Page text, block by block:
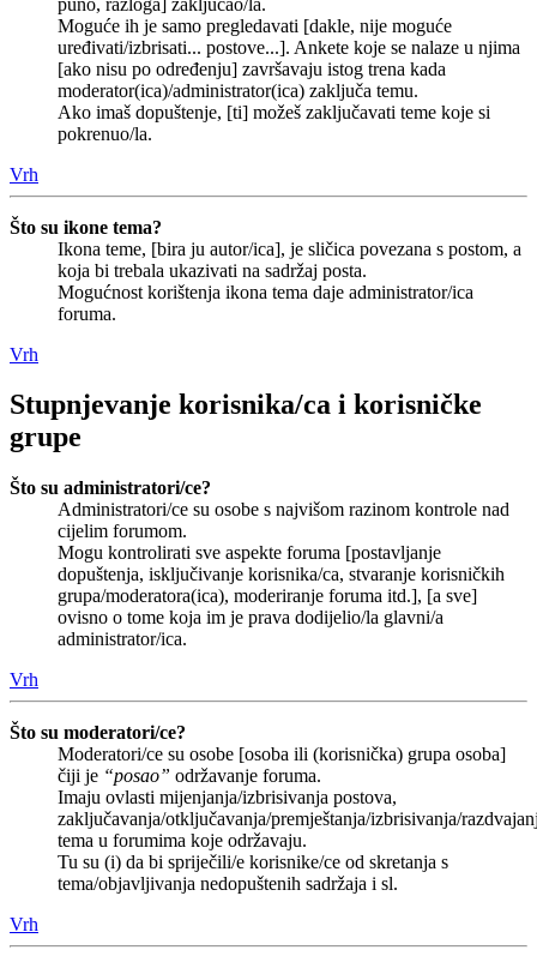
Moguće ih je samo pregledavati [dakle, nije moguće
uređivati/izbrisati... postove...]. Ankete koje se nalaze u njima
[ako nisu po određenju] završavaju istog trena kada
moderator(ica)/administrator(ica) zaključa temu.
Ako imaš dopuštenje, [ti] možeš zaključavati teme koje si
pokrenuo/la.
Vrh
Što su ikone tema?
Ikona teme, [bira ju autor/ica], je sličica povezana s postom, a
koja bi trebala ukazivati na sadržaj posta.
Mogućnost korištenja ikona tema daje administrator/ica
foruma.
Vrh
Stupnjevanje korisnika/ca i korisničke
grupe
Što su administratori/ce?
Administratori/ce su osobe s najvišom razinom kontrole nad
cijelim forumom.
Mogu kontrolirati sve aspekte foruma [postavljanje
dopuštenja, isključivanje korisnika/ca, stvaranje korisničkih
grupa/moderatora(ica), moderiranje foruma itd.], [a sve]
ovisno o tome koja im je prava dodijelio/la glavni/a
administrator/ica.
Vrh
Što su moderatori/ce?
Moderatori/ce su osobe [osoba ili (korisnička) grupa osoba]
čiji je “posao” održavanje foruma.
Imaju ovlasti mijenjanja/izbrisivanja postova,
zaključavanja/otključavanja/premještanja/izbrisivanja/
tema u forumima koje održavaju.
Tu su (i) da bi spriječili/e korisnike/ce od skretanja s
tema/objavljivanja nedopuštenih sadržaja i sl.
Vrh